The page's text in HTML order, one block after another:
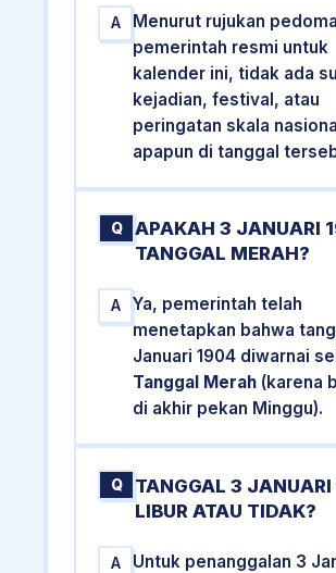
A
Menurut rujukan
pemerintah resmi untuk
kalender ini, tidak ada
kejadian, festival, atau
peringatan skala
apapun di tanggal
Q
APAKAH 3 JANUARI
TANGGAL MERAH?
A
Ya, pemerintah telah
menetapkan bahwa
Januari 1904 diwarnai
Tanggal Merah (karena
di akhir pekan Minggu).
Q
TANGGAL 3
LIBUR ATAU TIDAK?
A
Untuk penanggalan 3